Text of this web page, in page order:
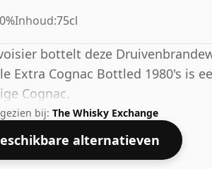
Inhoud:75cl
bottelt deze
Extra Cognac Bottled 1980's is
Cognac.
bij: The Whisky Exchange
alternatieven